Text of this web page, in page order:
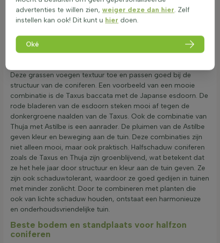
wintergroene coniferen
Halfschaduw coniferen zijn ideaal voor tuinen met gefilterd
licht. Ze combineren prachtig met varens en hosta's. Deze
planten houden ook van lichte schaduw en zorgen voor een
mooi contrast met de groene naalden van de coniferen. Een
Deze grassen voegen textuur toe en passen goed bij de
structuur van de coniferen. Een voorbeeld van een mooie
combinatie is de Taxus baccata met de Japanse esdoorn. De
rode bladeren van de esdoorn steken mooi af tegen de
donkergroene naalden van de Taxus. Ook de combinatie van
Thuja met Astilbe is een aanrader. De pluimen van de Astilbe
geven kleur en beweging aan de tuin. Deze combinaties zijn
niet alleen mooi, maar ook praktisch. Halfschaduw coniferen
zoals de Taxus en Thuja zijn groenblijvend, wat betekent dat
ze het hele jaar door structuur en kleur aan de tuin geven. Ze
zijn ook schaduwtolerant, waardoor ze goed gedijen in tuinen
met minder zonlicht. Door te combineren met planten die
ook van lichte schaduw houden, ontstaat een harmonieuze
en onderhoudsvriendelijke tuin.
Beste bodem en standplaats voor halfzon
coniferen
advertenties te willen zien,weiger deze dan hier. Zelf
instellen kan ook! Dit kunt u hier doen.
Oké